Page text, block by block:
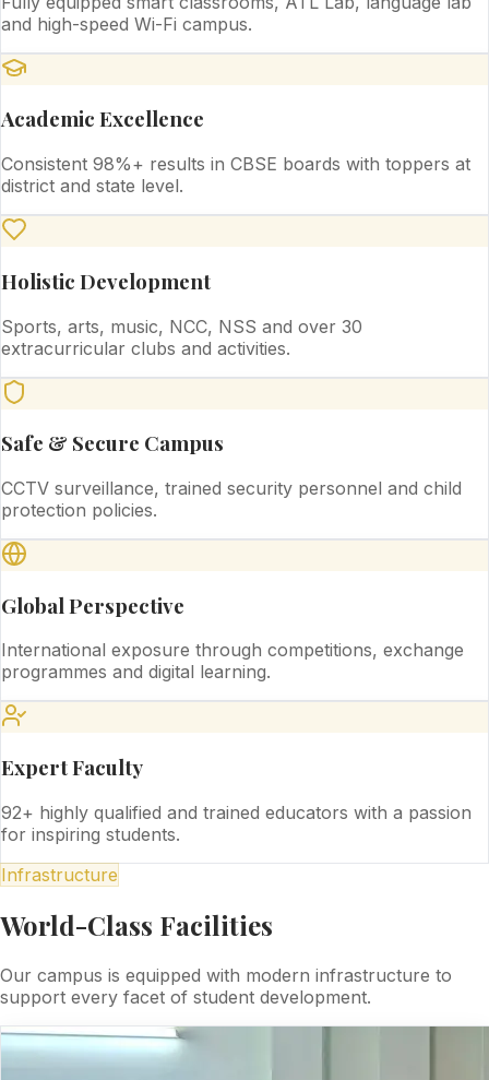
and high-speed Wi-Fi campus.
Academic Excellence
Consistent 98%+ results in CBSE boards with toppers at
district and state level.
Holistic Development
Sports, arts, music, NCC, NSS and over 30
extracurricular clubs and activities.
Safe & Secure Campus
CCTV surveillance, trained security personnel and child
protection policies.
Global Perspective
International exposure through competitions, exchange
programmes and digital learning.
Expert Faculty
92+ highly qualified and trained educators with a passion
for inspiring students.
Infrastructure
World-Class Facilities
Our campus is equipped with modern infrastructure to
support every facet of student development.